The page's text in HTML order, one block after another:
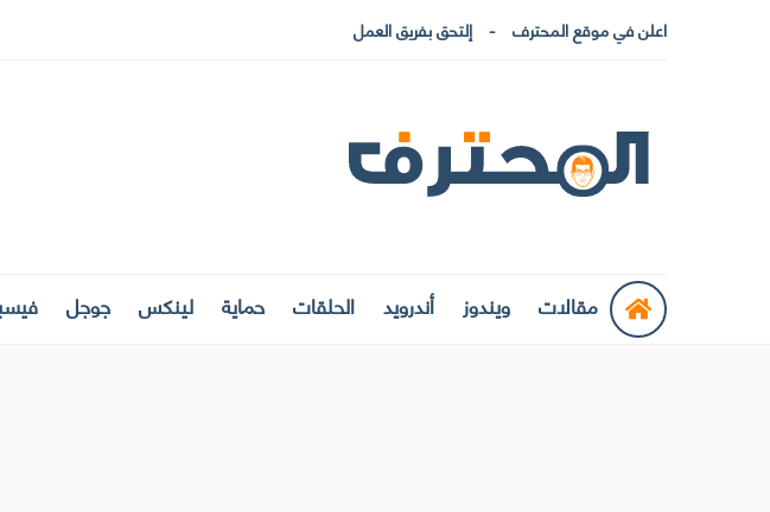
اعلن في موقع المحترف إلتحق بفريق العمل
مقالات ويندوز أندرويد الحلقات حماية لينكس جوجل